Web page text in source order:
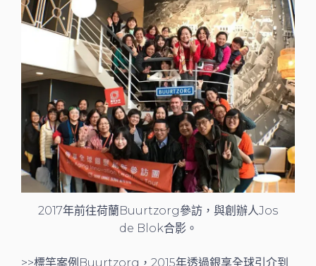
2017年前往荷蘭Buurtzorg參訪，與創辦人Jos
de Blok合影。
>>標竿案例Buurtzorg，2015年透過銀享全球引介到